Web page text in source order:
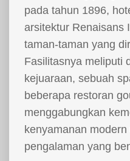
pada tahun 1896,
arsitektur Renaisans
taman-taman yang
Fasilitasnya meliputi
kejuaraan, sebuah
beberapa restoran
menggabungkan
kenyamanan
pengalaman yang